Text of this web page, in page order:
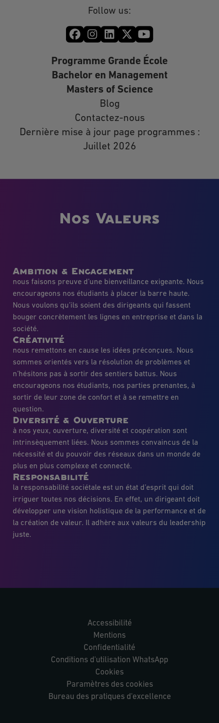
Follow us:
Programme Grande École
Bachelor en Management
Masters of Science
Blog
Contactez-nous
Dernière mise à jour page programmes :
Juillet 2026
Nos Valeurs
Ambition & Engagement
nous faisons preuve d’une bienveillance exigeante. Nous
encourageons nos étudiants à placer la barre haute.
Nous voulons qu’ils soient des dirigeants qui fassent
bouger concrètement les lignes en entreprise et dans la
société.
Créativité
nous remettons en cause les idées préconçues. Nous
sommes orientés vers la résolution de problèmes et
n’hésitons pas à sortir des sentiers battus. Nous
encourageons nos étudiants, nos parties prenantes, à
sortir de leur zone de confort et à se remettre en
question.
Diversité & Ouverture
à nos yeux, ouverture, diversité et coopération sont
intrinsèquement liées. Nous sommes convaincus de la
nécessité et du pouvoir des réseaux dans un monde de
plus en plus complexe et connecté.
Responsabilité
la responsabilité sociétale est un état d’esprit qui doit
irriguer toutes nos décisions. En effet, un dirigeant doit
développer une vision holistique de la performance et de
la création de valeur. Il adhère aux valeurs du leadership
juste.
Accessibilité
Mentions
Confidentialité
Conditions d'utilisation WhatsApp
Cookies
Paramètres des cookies
Bureau des pratiques d'excellence